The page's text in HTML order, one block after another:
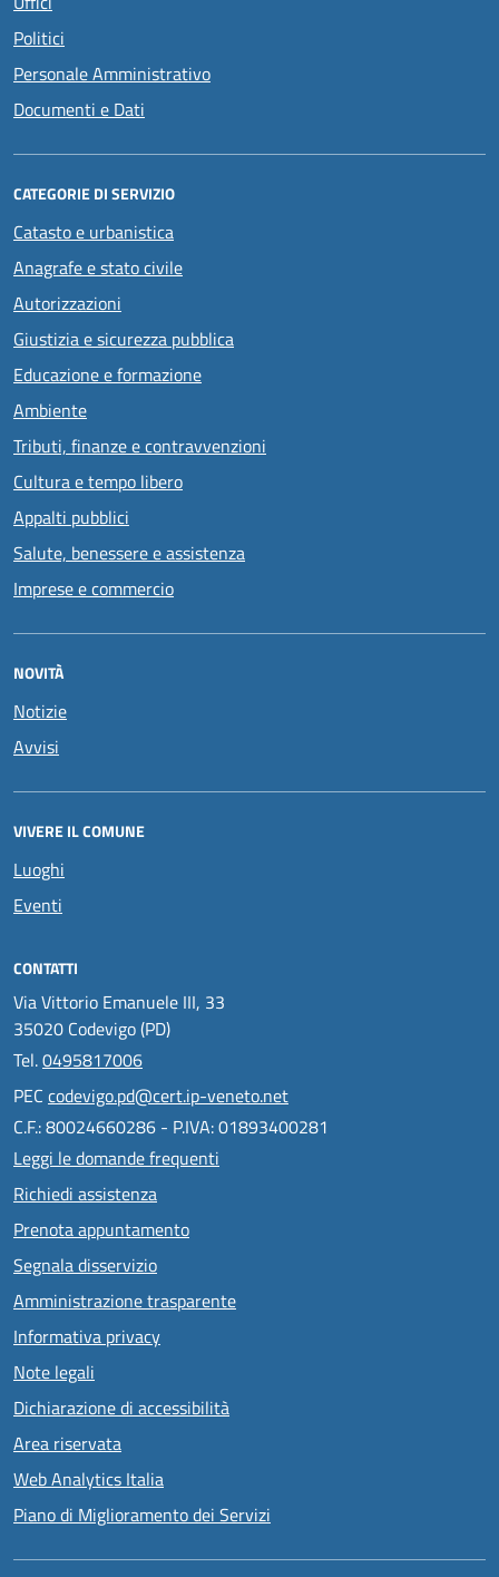
Politici
Personale Amministrativo
Documenti e Dati
CATEGORIE DI SERVIZIO
Catasto e urbanistica
Anagrafe e stato civile
Autorizzazioni
Giustizia e sicurezza pubblica
Educazione e formazione
Ambiente
Tributi, finanze e contravvenzioni
Cultura e tempo libero
Appalti pubblici
Salute, benessere e assistenza
Imprese e commercio
NOVITÀ
Notizie
Avvisi
VIVERE IL COMUNE
Luoghi
Eventi
CONTATTI
Via Vittorio Emanuele III, 33
35020 Codevigo (PD)
Tel.0495817006
PEC codevigo.pd@cert.ip-veneto.net
C.F.: 80024660286 - P.IVA: 01893400281
Leggi le domande frequenti
Richiedi assistenza
Prenota appuntamento
Segnala disservizio
Amministrazione trasparente
Informativa privacy
Note legali
Dichiarazione di accessibilità
Area riservata
Web Analytics Italia
Piano di Miglioramento dei Servizi